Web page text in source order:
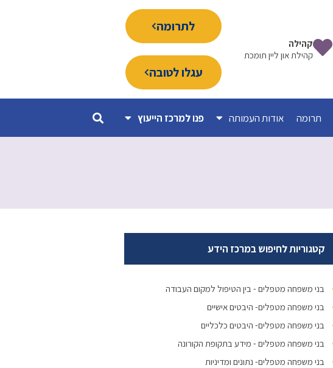
קהילה
קהילת און ליין תומכת
לתרומה
עגלו לטובה
תרומה אודות העמותה פנו למרכז הייעוץ
קטגוריות לחיפוש במרכז הידע
בני משפחה מטפלים - בין הטיפול למקום העבודה
בני משפחה מטפלים- היבטים אישיים
בני משפחה מטפלים- היבטים כלכליים
בני משפחה מטפלים - מידע בתקופת הקורונה
בני משפחה מטפלים- נתונים ומדיניות